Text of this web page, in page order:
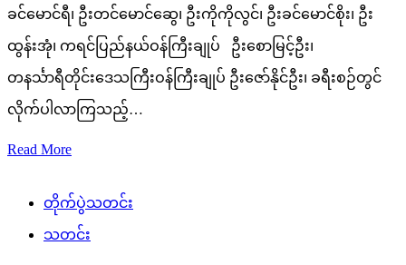
ခင်မောင်ရီ၊ ဦးတင်မောင်ဆွေ၊ ဦးကိုကိုလွင်၊ ဦးခင်မောင်စိုး၊ ဦး
ထွန်းအုံ၊ ကရင်ပြည်နယ်ဝန်ကြီးချုပ် ဦးစောမြင့်ဦး၊
တနင်္သာရီတိုင်းဒေသကြီးဝန်ကြီးချုပ် ဦးဇော်နိုင်ဦး၊ ခရီးစဉ်တွင်
လိုက်ပါလာကြသည့်…
Read More
တိုက်ပွဲသတင်း
သတင်း